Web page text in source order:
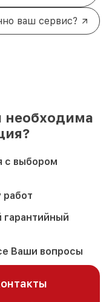
ваш сервис?
необходима
с выбором
работ
Ваши вопросы